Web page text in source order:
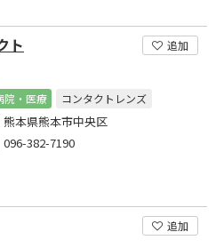
ト 追加
院・医療 コンタクトレンズ
熊本県熊本市中央区
096-382-7190
追加